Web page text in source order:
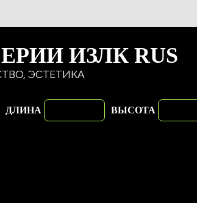
ИЗЛК RUS
ЭСТЕТИКА
ДЛИНА ВЫСОТА